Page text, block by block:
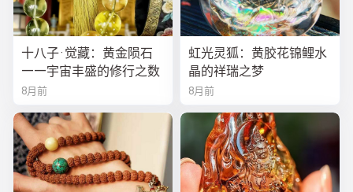
十八子·觉藏：黄金陨石
——宇宙丰盛的修行之数
8月前
虹光灵狐：黄胶花锦鲤水
晶的祥瑞之梦
8月前